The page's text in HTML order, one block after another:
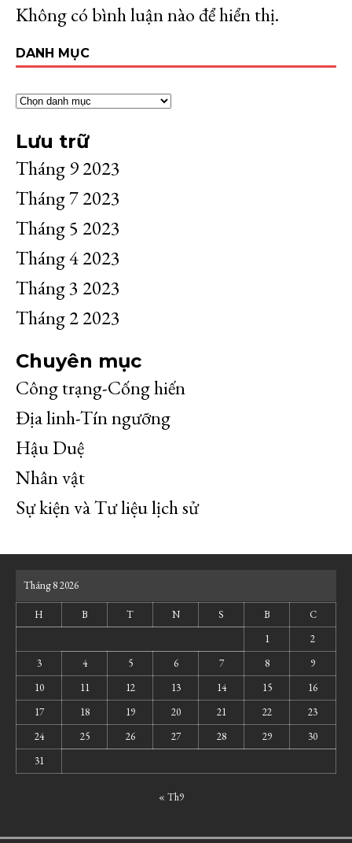
Không có bình luận nào để hiển thị.
DANH MỤC
Lưu trữ
Tháng 9 2023
Tháng 7 2023
Tháng 5 2023
Tháng 4 2023
Tháng 3 2023
Tháng 2 2023
Chuyên mục
Công trạng-Cống hiến
Địa linh-Tín ngưỡng
Hậu Duệ
Nhân vật
Sự kiện và Tư liệu lịch sử
Tháng 8 2026
H B T N S B
C
1
2
3
4 5 6 7 8
9
10
11 12 13 14 15
16
17
18 19 20 21 22
23
24
25 26 27 28 29
30
31
« Th9